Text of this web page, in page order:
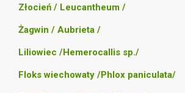
Złocień / Leucantheum /
Żagwin / Aubrieta /
Liliowiec /Hemerocallis sp./
Floks wiechowaty /Phlox paniculata/